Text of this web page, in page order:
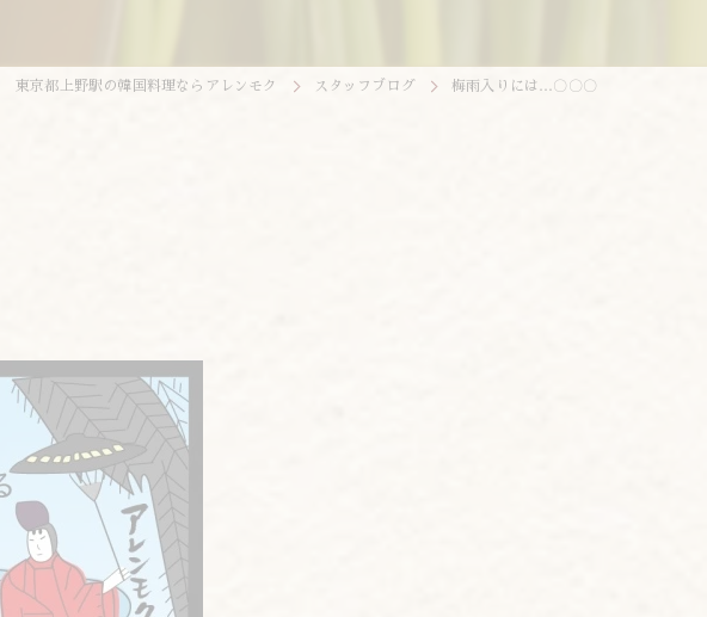
東京都上野駅の韓国料理ならアレンモク スタッフブログ 梅雨入りには…〇〇〇